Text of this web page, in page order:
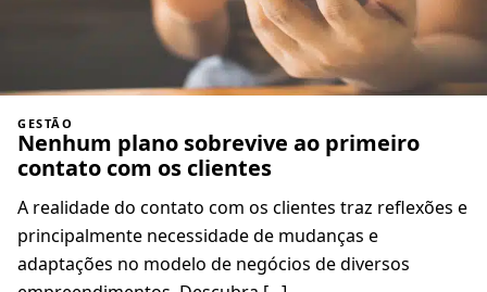
GESTÃO
Nenhum plano sobrevive ao primeiro
contato com os clientes
A realidade do contato com os clientes traz reflexões e
principalmente necessidade de mudanças e
adaptações no modelo de negócios de diversos